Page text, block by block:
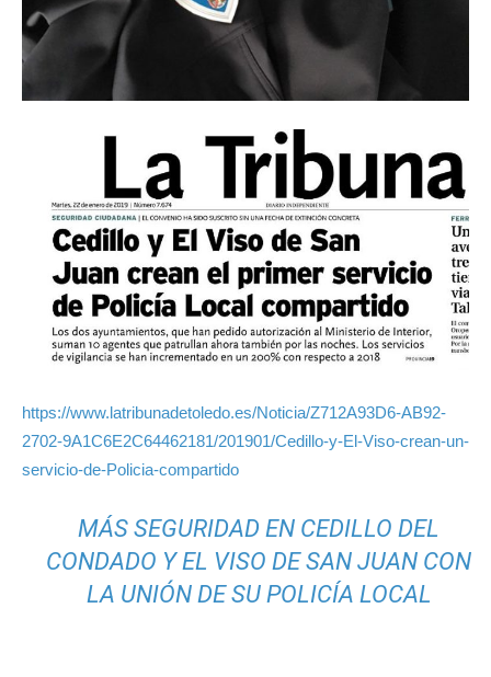
https://www.latribunadetoledo.es/Noticia/Z712A93D6-AB92-
2702-9A1C6E2C64462181/201901/Cedillo-y-El-Viso-crean-un-
servicio-de-Policia-compartido
MÁS SEGURIDAD EN CEDILLO DEL
CONDADO Y EL VISO DE SAN JUAN CON
LA UNIÓN DE SU POLICÍA LOCAL